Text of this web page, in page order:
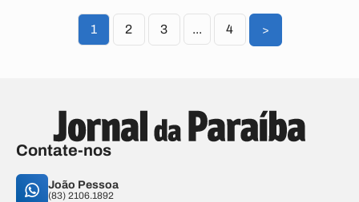
1 2 3 ... 4 >
Contate-nos
João Pessoa
(83) 2106.1892